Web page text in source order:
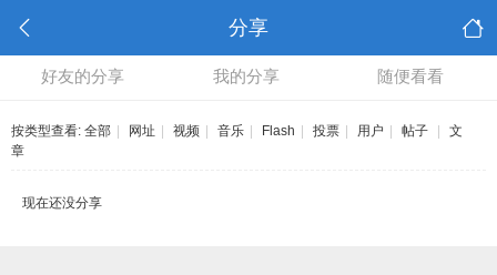
分享
好友的分享 我的分享 随便看看
按类型查看: 全部 网址 视频 音乐 Flash 投票 用户 帖子
文
章
现在还没分享